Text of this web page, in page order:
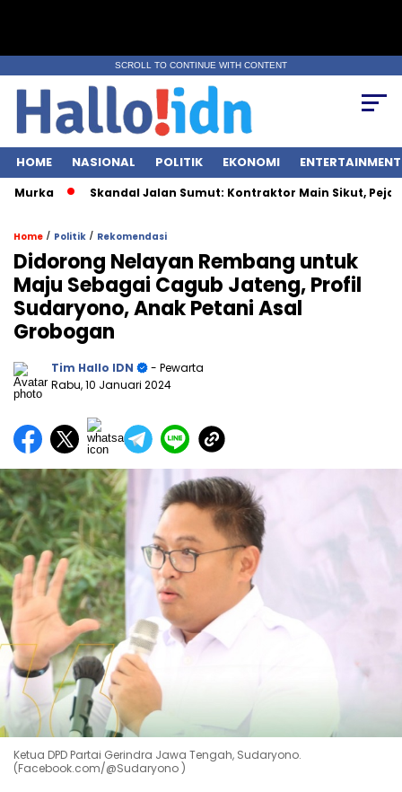
SCROLL TO CONTINUE WITH CONTENT
HOME NASIONAL POLITIK EKONOMI ENTERTAINMENT
Skandal Jalan Sumut: Kontraktor Main Sikut, Pejabat
Home / Politik / Rekomendasi
Didorong Nelayan Rembang untuk
Maju Sebagai Cagub Jateng, Profil
Sudaryono, Anak Petani Asal
Grobogan
Tim Hallo IDN
- Pewarta
Rabu, 10 Januari 2024
Ketua DPD Partai Gerindra Jawa Tengah, Sudaryono.
(Facebook.com/@Sudaryono )